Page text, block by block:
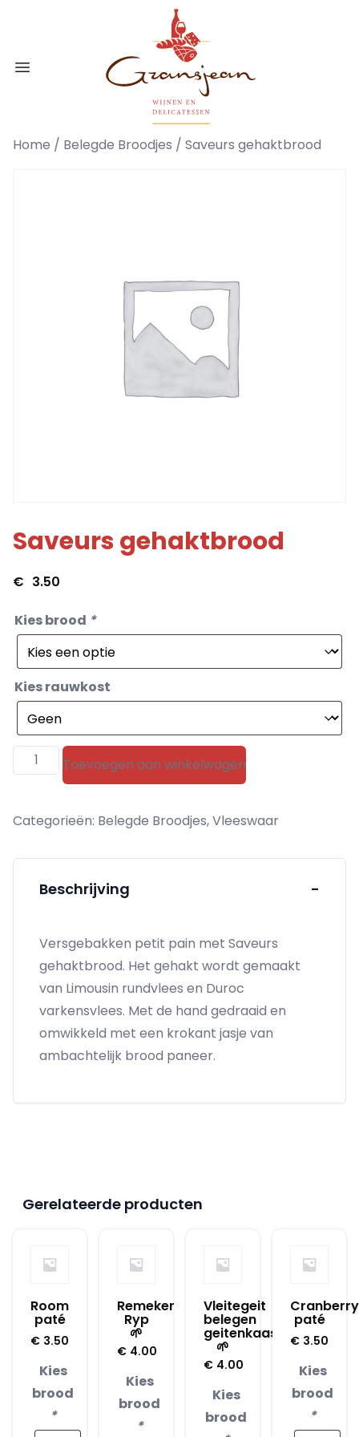
Open menu
Gransjean - Wijn - Broodjes -
Home / Belegde Broodjes / Saveurs gehaktbrood
Saveurs gehaktbrood
€ 3.50
Kies brood *
Kies rauwkost
Saveurs
gehaktbrood
Toevoegen aan winkelwagen
Categorieën: Belegde Broodjes,Vleeswaar
Beschrijving -
Versgebakken petit pain met Saveurs
gehaktbrood. Het gehakt wordt gemaakt
van Limousin rundvlees en Duroc
varkensvlees. Met de hand gedraaid en
omwikkeld met een krokant jasje van
ambachtelijk brood paneer.
Gerelateerde producten
Room
paté
€ 3.50
Kies
brood
*
Remeker
Ryp
🌱
€ 4.00
Kies
brood
*
Vleitegeit
belegen
geitenkaas
🌱
€ 4.00
Kies
brood
Cranberry
paté
€ 3.50
Kies
brood
*